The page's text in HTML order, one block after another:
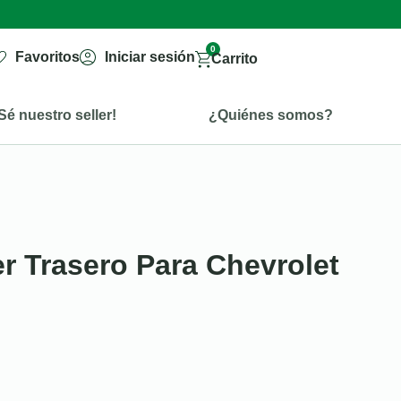
Favoritos Iniciar sesión
0
Carrito
nuestro seller! ¿Quiénes somos?
Trasero Para Chevrolet